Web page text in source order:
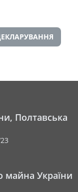
Полтавська
майна України